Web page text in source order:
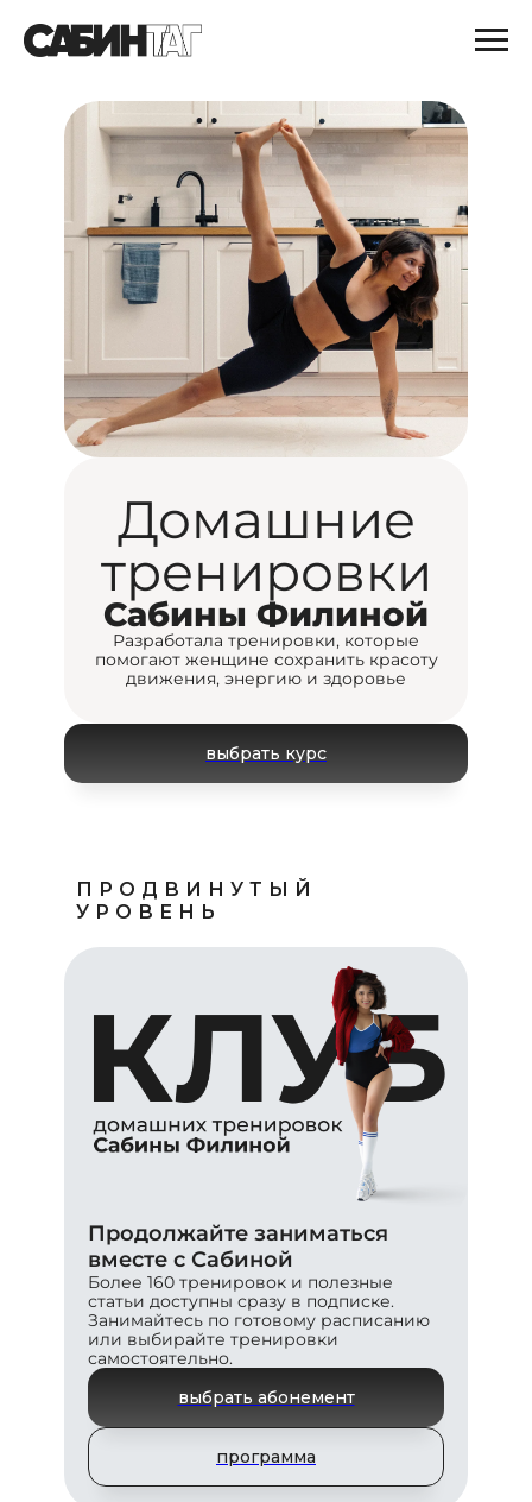
Домашние
тренировки
Сабины Филиной
Разработала тренировки, которые
помогают женщине сохранить красоту
движения, энергию и здоровье
выбрать курс
ПРОДВИНУТЫЙ
УРОВЕНЬ
Продолжайте заниматься
вместе с Сабиной
Более 160 тренировок и полезные
статьи доступны сразу в подписке.
Занимайтесь по готовому расписанию
или выбирайте тренировки
самостоятельно.
выбрать абонемент
программа